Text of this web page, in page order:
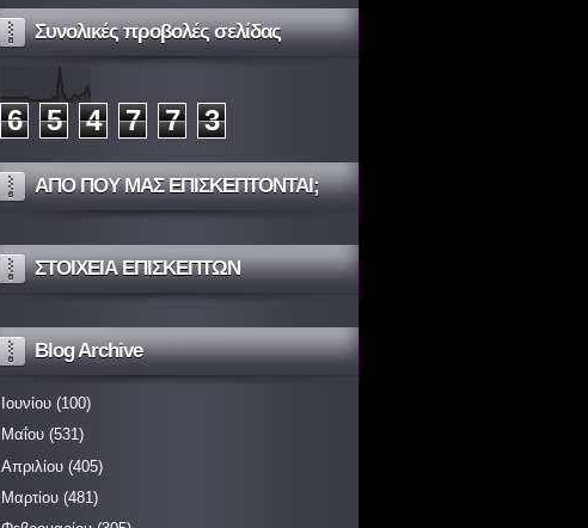
Συνολικές προβολές σελίδας
6 5 4 7 7 3
ΑΠΟ ΠΟΥ ΜΑΣ ΕΠΙΣΚΕΠΤΟΝΤΑΙ;
ΣΤΟΙΧΕΙΑ ΕΠΙΣΚΕΠΤΩΝ
Blog Archive
Ιουνίου (100)
Μαΐου (531)
Απριλίου (405)
Μαρτίου (481)